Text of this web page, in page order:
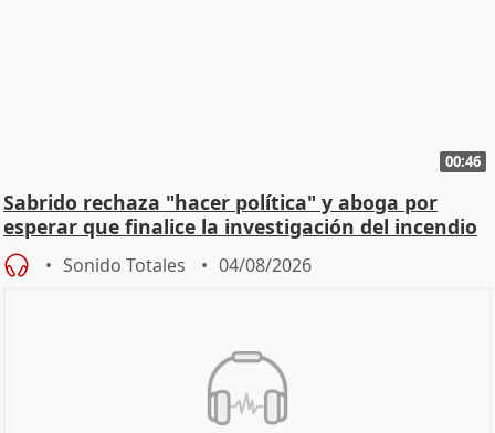
00:46
Sabrido rechaza "hacer política" y aboga por
esperar que finalice la investigación del incendio
Sonido Totales 04/08/2026